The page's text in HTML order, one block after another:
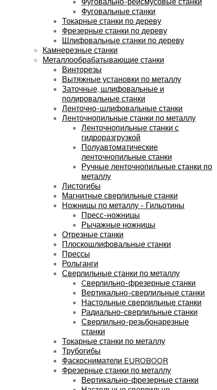
Фуговальные станки
Токарные станки по дереву
Фрезерные станки по дереву
Шлифовальные станки по дереву
Камнерезные станки
Металлообрабатывающие станки
Винторезы
Вытяжные установки по металлу
Заточные, шлифовальные и
полировальные станки
Ленточно-шлифовальные станки
Ленточнопильные станки по металлу
Ленточнопильные станки с
гидроразгрузкой
Полуавтоматические
ленточнопильные станки
Ручные ленточнопильные станки по
металлу
Листогибы
Магнитные сверлильные станки
Ножницы по металлу - Гильотины
Пресс-ножницы
Рычажные ножницы
Отрезные станки
Плоскошлифовальные станки
Прессы
Рольганги
Сверлильные станки по металлу
Cверлильно-фрезерные станки
Вертикально-сверлильные станки
Настольные сверлильные станки
Радиально-сверлильные станки
Сверлильно-резьбонарезные
станки
Токарные станки по металлу
Трубогибы
Фаскосниматели EUROBOOR
Фрезерные станки по металлу
Вертикально-фрезерные станки